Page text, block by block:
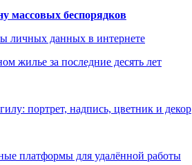
массовых беспорядков
личных данных в интернете
жилье за последние десять лет
портрет, надпись, цветник и декор
платформы для удалённой работы